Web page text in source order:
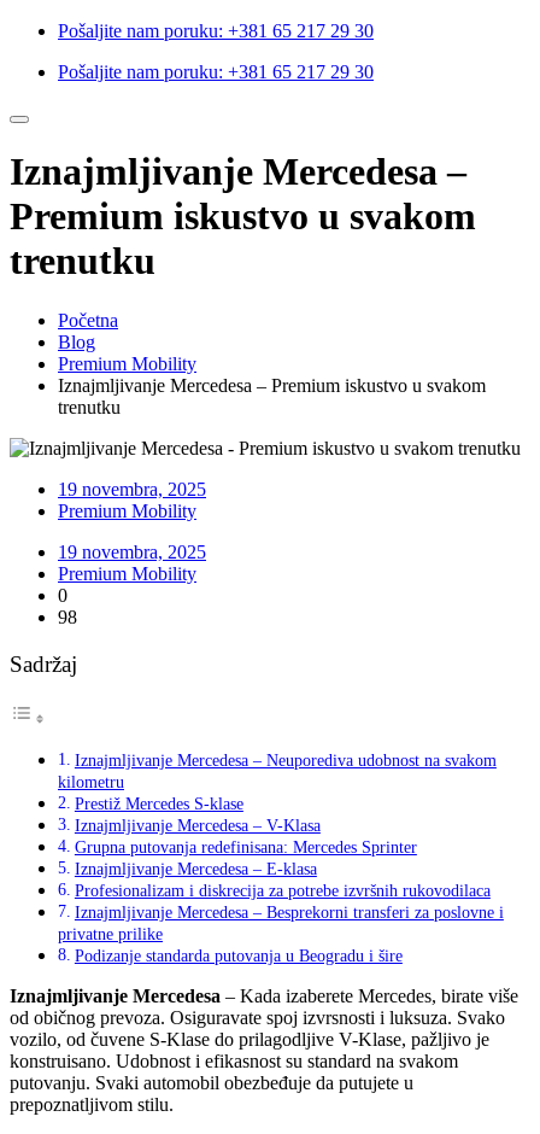
Pošaljite nam poruku: +381 65 217 29 30
Pošaljite nam poruku: +381 65 217 29 30
Iznajmljivanje Mercedesa –
Premium iskustvo u svakom
trenutku
Početna
Blog
Premium Mobility
Iznajmljivanje Mercedesa – Premium iskustvo u svakom
trenutku
19 novembra, 2025
Premium Mobility
19 novembra, 2025
Premium Mobility
0
98
Sadržaj
Iznajmljivanje Mercedesa – Neuporediva udobnost na svakom
kilometru
Prestiž Mercedes S-klase
Iznajmljivanje Mercedesa – V-Klasa
Grupna putovanja redefinisana: Mercedes Sprinter
Iznajmljivanje Mercedesa – E-klasa
Profesionalizam i diskrecija za potrebe izvršnih rukovodilaca
Iznajmljivanje Mercedesa – Besprekorni transferi za poslovne i
privatne prilike
Podizanje standarda putovanja u Beogradu i šire
Iznajmljivanje Mercedesa – Kada izaberete Mercedes, birate više
od običnog prevoza. Osiguravate spoj izvrsnosti i luksuza. Svako
vozilo, od čuvene S-Klase do prilagodljive V-Klase, pažljivo je
konstruisano. Udobnost i efikasnost su standard na svakom
putovanju. Svaki automobil obezbeđuje da putujete u
prepoznatljivom stilu.